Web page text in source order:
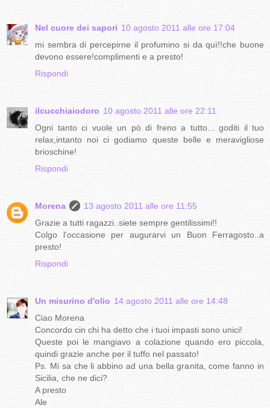
Nel cuore dei sapori 10 agosto 2011 alle ore 17:04
mi sembra di percepirne il profumino si da quì!!che buone
devono essere!complimenti e a presto!
Rispondi
ilcucchiaiodoro 10 agosto 2011 alle ore 22:11
Ogni tanto ci vuole un pò di freno a tutto... goditi il tuo
relax,intanto noi ci godiamo queste belle e meravigliose
brioschine!
Rispondi
Morena
13 agosto 2011 alle ore 11:55
Grazie a tutti ragazzi..siete sempre gentilissimi!!
Colgo l'occasione per augurarvi un Buon Ferragosto..a
presto!
Rispondi
Un misurino d'olio 14 agosto 2011 alle ore 14:48
Ciao Morena
Concordo cin chi ha detto che i tuoi impasti sono unici!
Queste poi le mangiavo a colazione quando ero piccola,
quindi grazie anche per il tuffo nel passato!
Ps. Mi sa che li abbino ad una bella granita, come fanno in
Sicilia, che ne dici?
A presto
Ale